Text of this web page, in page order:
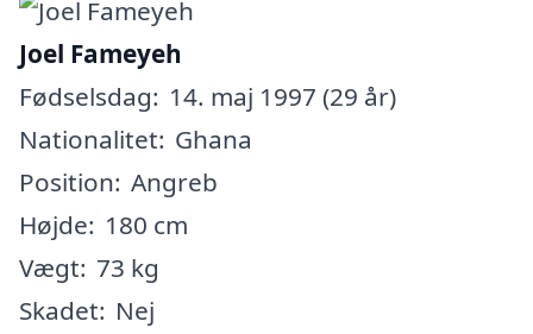
Joel Fameyeh
Fødselsdag: 14. maj 1997 (29 år)
Nationalitet: Ghana
Position: Angreb
Højde: 180 cm
Vægt: 73 kg
Skadet: Nej